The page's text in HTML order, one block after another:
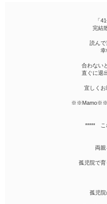
「
完結
読んで
幸
合わない
直ぐに退
宜しくお
※※Mamo※※で
***** こ
両親
孤児院で
孤児院